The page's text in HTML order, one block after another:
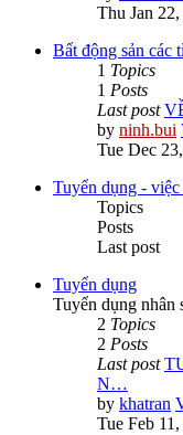
Thu Jan
Bất động sản các
1 Topics
1 Posts
Last post
by ninh.bui
Tue Dec
Tuyển dụng - việc
Topics
Posts
Last post
Tuyển dụng
Tuyển dụng nhân
2 Topics
2 Posts
Last post
N…
by khatran
Tue Feb